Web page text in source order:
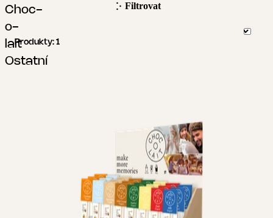
Choc-
o-
lait
Ostatní
Filtrovat
Produkty: 1